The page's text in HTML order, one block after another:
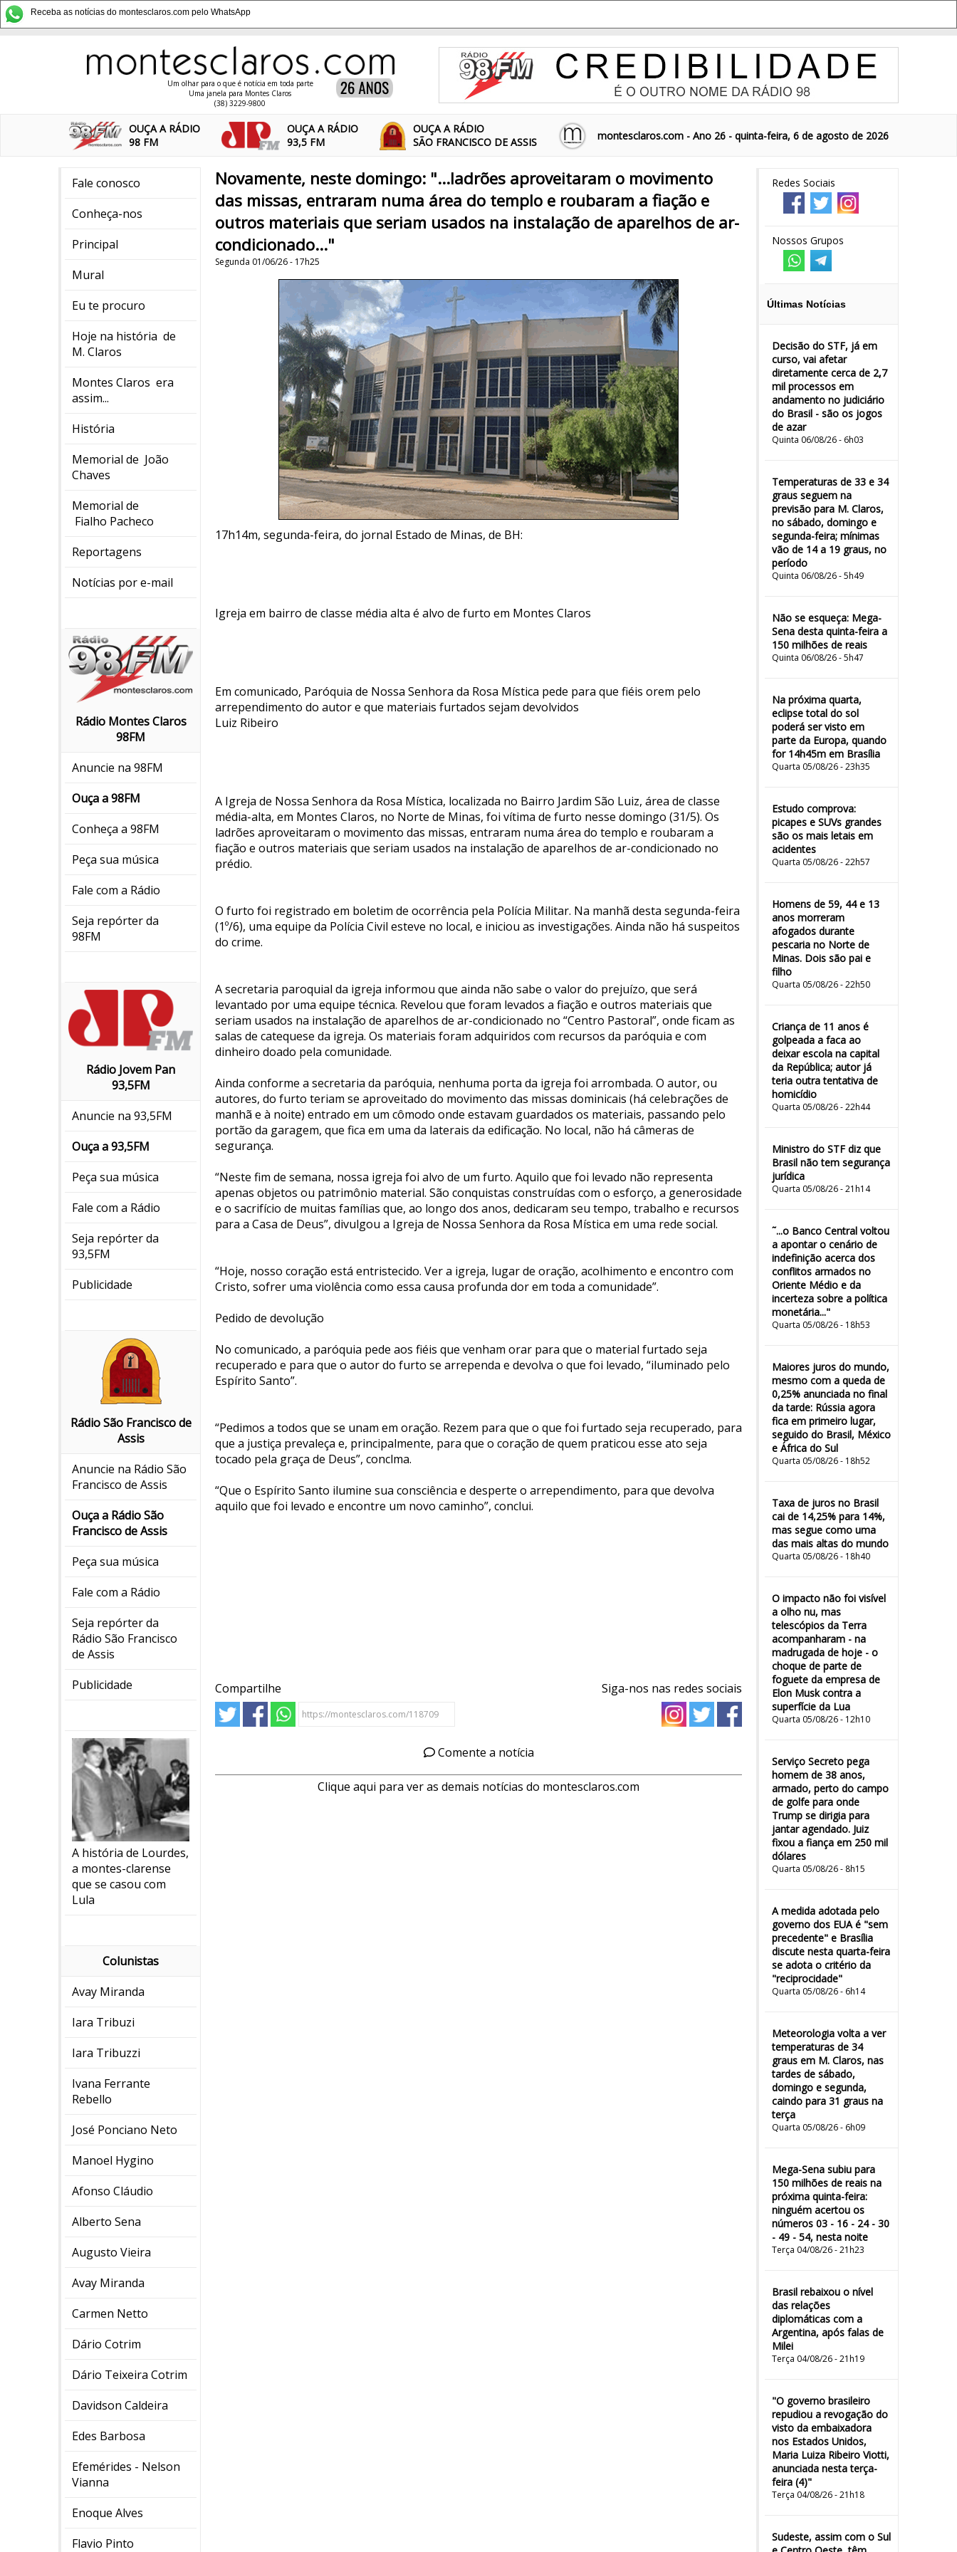
Receba as notícias do montesclaros.com pelo WhatsApp
Um olhar para o que é notícia em toda parte
Uma janela para Montes Claros
(38) 3229-9800
OUÇA A RÁDIO
98 FM
OUÇA A RÁDIO
93,5 FM
OUÇA A RÁDIO
SÃO FRANCISCO DE ASSIS
montesclaros.com - Ano 26 - quinta-feira, 6 de agosto de 2026
Fale conosco
Conheça-nos
Principal
Mural
Eu te procuro
Hoje na história de
M. Claros
Montes Claros era
assim...
História
Memorial de João
Chaves
Memorial de
Fialho Pacheco
Reportagens
Notícias por e-mail
Rádio Montes Claros
98FM
Anuncie na 98FM
Ouça a 98FM
Conheça a 98FM
Peça sua música
Fale com a Rádio
Seja repórter da
98FM
Rádio Jovem Pan
93,5FM
Anuncie na 93,5FM
Ouça a 93,5FM
Peça sua música
Fale com a Rádio
Seja repórter da
93,5FM
Publicidade
Rádio São Francisco de
Assis
Anuncie na Rádio São
Francisco de Assis
Ouça a Rádio São
Francisco de Assis
Peça sua música
Fale com a Rádio
Seja repórter da
Rádio São Francisco
de Assis
Publicidade
A história de Lourdes,
a montes-clarense
que se casou com
Lula
Colunistas
Avay Miranda
Iara Tribuzi
Iara Tribuzzi
Ivana Ferrante
Rebello
José Ponciano Neto
Manoel Hygino
Afonso Cláudio
Alberto Sena
Augusto Vieira
Avay Miranda
Carmen Netto
Dário Cotrim
Dário Teixeira Cotrim
Davidson Caldeira
Edes Barbosa
Efemérides - Nelson
Vianna
Enoque Alves
Flavio Pinto
Redes Sociais
Nossos Grupos
Últimas Notícias
Decisão do STF, já em
curso, vai afetar
diretamente cerca de 2,7
mil processos em
andamento no judiciário
do Brasil - são os jogos
de azar
Quinta 06/08/26 - 6h03
Temperaturas de 33 e 34
graus seguem na
previsão para M. Claros,
no sábado, domingo e
segunda-feira; mínimas
vão de 14 a 19 graus, no
período
Quinta 06/08/26 - 5h49
Não se esqueça: Mega-
Sena desta quinta-feira a
150 milhões de reais
Quinta 06/08/26 - 5h47
Na próxima quarta,
eclipse total do sol
poderá ser visto em
parte da Europa, quando
for 14h45m em Brasília
Quarta 05/08/26 - 23h35
Estudo comprova:
picapes e SUVs grandes
são os mais letais em
acidentes
Quarta 05/08/26 - 22h57
Homens de 59, 44 e 13
anos morreram
afogados durante
pescaria no Norte de
Minas. Dois são pai e
filho
Quarta 05/08/26 - 22h50
Criança de 11 anos é
golpeada a faca ao
deixar escola na capital
da República; autor já
teria outra tentativa de
homicídio
Quarta 05/08/26 - 22h44
Ministro do STF diz que
Brasil não tem segurança
jurídica
Quarta 05/08/26 - 21h14
˜...o Banco Central voltou
a apontar o cenário de
indefinição acerca dos
conflitos armados no
Oriente Médio e da
incerteza sobre a política
monetária..."
Quarta 05/08/26 - 18h53
Maiores juros do mundo,
mesmo com a queda de
0,25% anunciada no final
da tarde: Rússia agora
fica em primeiro lugar,
seguido do Brasil, México
e África do Sul
Quarta 05/08/26 - 18h52
Taxa de juros no Brasil
cai de 14,25% para 14%,
mas segue como uma
das mais altas do mundo
Quarta 05/08/26 - 18h40
O impacto não foi visível
a olho nu, mas
telescópios da Terra
acompanharam - na
madrugada de hoje - o
choque de parte de
foguete da empresa de
Elon Musk contra a
superfície da Lua
Quarta 05/08/26 - 12h10
Serviço Secreto pega
homem de 38 anos,
armado, perto do campo
de golfe para onde
Trump se dirigia para
jantar agendado. Juiz
fixou a fiança em 250 mil
dólares
Quarta 05/08/26 - 8h15
A medida adotada pelo
governo dos EUA é "sem
precedente" e Brasília
discute nesta quarta-feira
se adota o critério da
"reciprocidade"
Quarta 05/08/26 - 6h14
Meteorologia volta a ver
temperaturas de 34
graus em M. Claros, nas
tardes de sábado,
domingo e segunda,
caindo para 31 graus na
terça
Quarta 05/08/26 - 6h09
Mega-Sena subiu para
150 milhões de reais na
próxima quinta-feira:
ninguém acertou os
números 03 - 16 - 24 - 30
- 49 - 54, nesta noite
Terça 04/08/26 - 21h23
Brasil rebaixou o nível
das relações
diplomáticas com a
Argentina, após falas de
Milei
Terça 04/08/26 - 21h19
"O governo brasileiro
repudiou a revogação do
visto da embaixadora
nos Estados Unidos,
Maria Luiza Ribeiro Viotti,
anunciada nesta terça-
feira (4)"
Terça 04/08/26 - 21h18
Sudeste, assim com o Sul
Novamente, neste domingo: "...ladrões aproveitaram o movimento
das missas, entraram numa área do templo e roubaram a fiação e
outros materiais que seriam usados na instalação de aparelhos de ar-
condicionado..."
Segunda 01/06/26 - 17h25
17h14m, segunda-feira, do jornal Estado de Minas, de BH:
Igreja em bairro de classe média alta é alvo de furto em Montes Claros
Em comunicado, Paróquia de Nossa Senhora da Rosa Mística pede para que fiéis orem pelo
arrependimento do autor e que materiais furtados sejam devolvidos
Luiz Ribeiro
A Igreja de Nossa Senhora da Rosa Mística, localizada no Bairro Jardim São Luiz, área de classe
média-alta, em Montes Claros, no Norte de Minas, foi vítima de furto nesse domingo (31/5). Os
ladrões aproveitaram o movimento das missas, entraram numa área do templo e roubaram a
fiação e outros materiais que seriam usados na instalação de aparelhos de ar-condicionado no
prédio.
O furto foi registrado em boletim de ocorrência pela Polícia Militar. Na manhã desta segunda-feira
(1º/6), uma equipe da Polícia Civil esteve no local, e iniciou as investigações. Ainda não há suspeitos
do crime.
A secretaria paroquial da igreja informou que ainda não sabe o valor do prejuízo, que será
levantado por uma equipe técnica. Revelou que foram levados a fiação e outros materiais que
seriam usados na instalação de aparelhos de ar-condicionado no “Centro Pastoral”, onde ficam as
salas de catequese da igreja. Os materiais foram adquiridos com recursos da paróquia e com
dinheiro doado pela comunidade.
Ainda conforme a secretaria da paróquia, nenhuma porta da igreja foi arrombada. O autor, ou
autores, do furto teriam se aproveitado do movimento das missas dominicais (há celebrações de
manhã e à noite) entrado em um cômodo onde estavam guardados os materiais, passando pelo
portão da garagem, que fica em uma da laterais da edificação. No local, não há câmeras de
segurança.
“Neste fim de semana, nossa igreja foi alvo de um furto. Aquilo que foi levado não representa
apenas objetos ou patrimônio material. São conquistas construídas com o esforço, a generosidade
e o sacrifício de muitas famílias que, ao longo dos anos, dedicaram seu tempo, trabalho e recursos
para a Casa de Deus”, divulgou a Igreja de Nossa Senhora da Rosa Mística em uma rede social.
“Hoje, nosso coração está entristecido. Ver a igreja, lugar de oração, acolhimento e encontro com
Cristo, sofrer uma violência como essa causa profunda dor em toda a comunidade”.
Pedido de devolução
No comunicado, a paróquia pede aos fiéis que venham orar para que o material furtado seja
recuperado e para que o autor do furto se arrependa e devolva o que foi levado, “iluminado pelo
Espírito Santo”.
“Pedimos a todos que se unam em oração. Rezem para que o que foi furtado seja recuperado, para
que a justiça prevaleça e, principalmente, para que o coração de quem praticou esse ato seja
tocado pela graça de Deus”, conclma.
“Que o Espírito Santo ilumine sua consciência e desperte o arrependimento, para que devolva
aquilo que foi levado e encontre um novo caminho”, conclui.
Compartilhe Siga-nos nas redes sociais
Comente a notícia
Clique aqui para ver as demais notícias do montesclaros.com